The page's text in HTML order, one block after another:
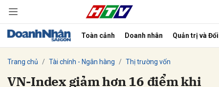
Toàn cảnh Doanh nhân Quản trị và
Trang chủ Tài chính - Ngân hàng Thị trường vốn
VN-Index giảm hơn 16 điểm khi